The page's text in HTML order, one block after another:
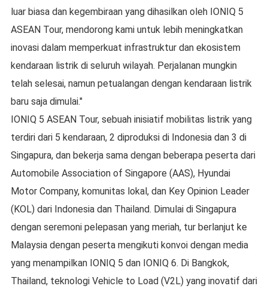
luar biasa dan kegembiraan yang dihasilkan oleh IONIQ 5
ASEAN Tour, mendorong kami untuk lebih meningkatkan
inovasi dalam memperkuat infrastruktur dan ekosistem
kendaraan listrik di seluruh wilayah. Perjalanan mungkin
telah selesai, namun petualangan dengan kendaraan listrik
baru saja dimulai."
IONIQ 5 ASEAN Tour, sebuah inisiatif mobilitas listrik yang
terdiri dari 5 kendaraan, 2 diproduksi di Indonesia dan 3 di
Singapura, dan bekerja sama dengan beberapa peserta dari
Automobile Association of Singapore (AAS), Hyundai
Motor Company, komunitas lokal, dan Key Opinion Leader
(KOL) dari Indonesia dan Thailand. Dimulai di Singapura
dengan seremoni pelepasan yang meriah, tur berlanjut ke
Malaysia dengan peserta mengikuti konvoi dengan media
yang menampilkan IONIQ 5 dan IONIQ 6. Di Bangkok,
Thailand, teknologi Vehicle to Load (V2L) yang inovatif dari